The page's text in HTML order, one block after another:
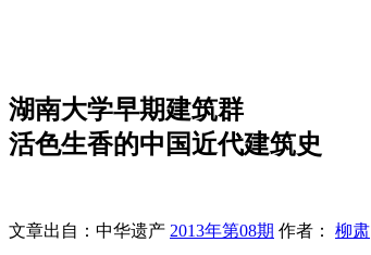
湖南大学早期建筑群
活色生香的中国近代建筑史
文章出自：中华遗产 2013年第08期 作者： 柳肃